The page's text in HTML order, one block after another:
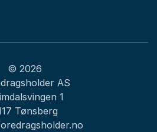
© 2026
AS
1
Tønsberg